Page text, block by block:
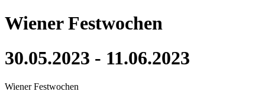
Wiener Festwochen
30.05.2023 - 11.06.2023
Wiener Festwochen